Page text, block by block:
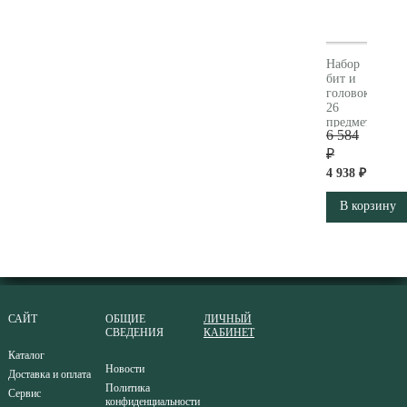
Набор
бит и
головок
26
предметов
Metabo
626701000
6 584
₽
4 938 ₽
В корзину
САЙТ
Каталог
Доставка и оплата
Сервис
ОБЩИЕ
СВЕДЕНИЯ
Новости
Политика
конфиденциальности
ЛИЧНЫЙ
КАБИНЕТ